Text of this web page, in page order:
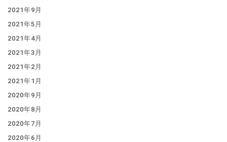
2021年9月
2021年5月
2021年4月
2021年3月
2021年2月
2021年1月
2020年9月
2020年8月
2020年7月
2020年6月